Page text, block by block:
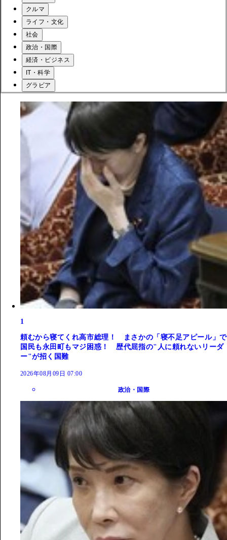
クルマ
ライフ・文化
社会
政治・国際
経済・ビジネス
IT・科学
グラビア
1
頼むから寝てくれ高市総理！ まさかの「寝不足アピール」で
国民も永田町もマジ困惑！ 歴代屈指の"人に頼れないリーダ
ー"が招く国難
2026年08月09日 07:00
政治・国際